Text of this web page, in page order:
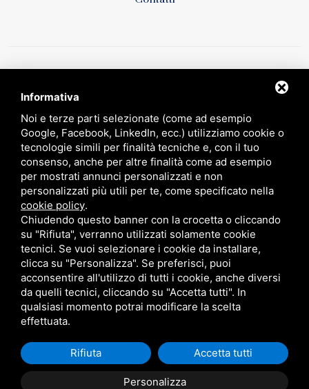
Circular farming - Sviluppo di un sistema innovativo di gestione
sostenibile e certificazione degli input produttivi “ domanda n° 5150328 ai
sensi del PSR 2014-2020 – Regione Emilia – Romagna, Operazione 16.1.01
- bando 2019 - FOCUS AREA 4B
https://impresaverde.emiliaromagna.it/goi/
P. IVA 02079750382 / PRIVACY /RESPONSABILE DEL TRATTAMENTO
SITEMAP
QUESTO SITO È PROTETTO DA GOOGLE RECAPTCHA V3,PRIVACY POLICY
ETERMS OF SERVICEDI GOOGLE.
Informativa
Noi e terze parti selezionate (come ad esempio
Google, Facebook, LinkedIn, ecc.) utilizziamo cookie o
tecnologie simili per finalità tecniche e, con il tuo
consenso, anche per altre finalità come ad esempio
per mostrati annunci personalizzati e non
personalizzati più utili per te, come specificato nella
cookie policy.
Chiudendo questo banner con la crocetta o cliccando
su "Rifiuta", verranno utilizzati solamente cookie
tecnici. Se vuoi selezionare i cookie da installare,
clicca su "Personalizza". Se preferisci, puoi
acconsentire all'utilizzo di tutti i cookie, anche diversi
da quelli tecnici, cliccando su "Accetta tutti". In
qualsiasi momento potrai modificare la scelta
effettuata.
Personalizza
Rifiuta Accetta tutti